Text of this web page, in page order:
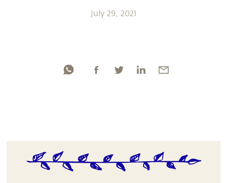
July 29, 2021